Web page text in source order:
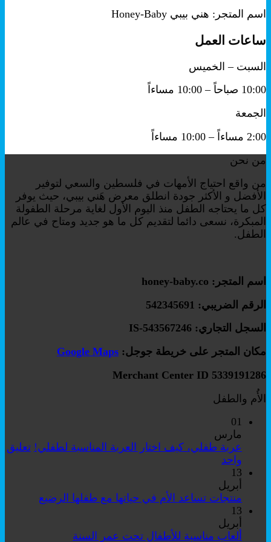
اسم المتجر: هني بيبي Honey-Baby
ساعات العمل
السبت – الخميس
10:00 صباحاً – 10:00 مساءاً
الجمعة
2:00 مساءاً – 10:00 مساءاً
من نحن
من واقع احتياج الأمهات في فلسطين والسعي لتوفير
الأفضل و الأكثر جودة انطلق معرض هَني بيبي، حيث يوفر
كل ما يحتاجه الطفل منذ اليوم الأول لغاية مرحلة الطفولة
المبكرة، نسعى دائما لتقديم كل ما هو جديد ومتاح في عالم
الطفل.
اسم المتجر: honey-baby.co
الرقم الضريبي: 542345691
السجل التجاري: IS-543567246
مكان المتجر على خريطة جوجل: Google Maps
Merchant Center ID 5339191286
الأُم والطفل
01
مارس
عربة طفلي، كيف اختار العربة المناسبة لطفلي! تعليق
واحد
طفلي،
كيف
العربة
المناسبة
13
أبريل
منتجات تساعد الأم في حياتها مع طفلها الرضيع
13
أبريل
ألعاب مناسبة للأطفال تحت عمر السنة